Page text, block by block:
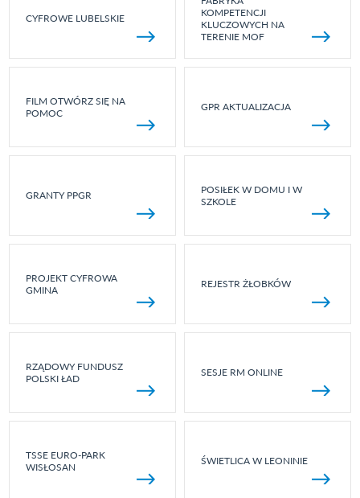
CYFROWE LUBELSKIE
KOMPETENCJI
KLUCZOWYCH NA
TERENIE MOF
FILM OTWÓRZ SIĘ NA
POMOC
GPR AKTUALIZACJA
GRANTY PPGR
POSIŁEK W DOMU I W
SZKOLE
PROJEKT CYFROWA
GMINA
REJESTR ŻŁOBKÓW
RZĄDOWY FUNDUSZ
POLSKI ŁAD
SESJE RM ONLINE
TSSE EURO-PARK
WISŁOSAN
ŚWIETLICA W LEONINIE